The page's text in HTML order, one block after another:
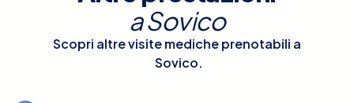
aSovico
Scopri altre visite mediche prenotabili a
Sovico.